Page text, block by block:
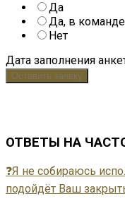
Да
Да, в
Нет
Дата заполнения
Оставить заявку
ОТВЕТЫ НА
❓Я не собираюсь
подойдёт Ваш